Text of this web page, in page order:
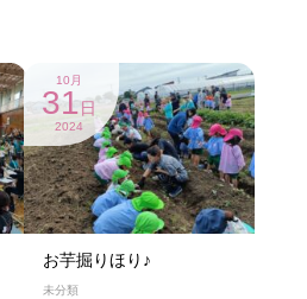
10月
31日
2024
お芋掘りほり♪
未分類